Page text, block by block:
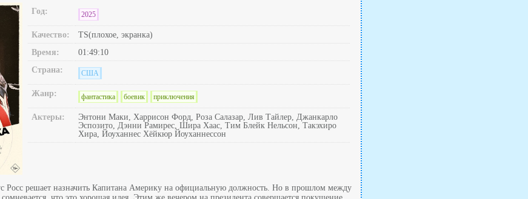
Год: 2025
Качество:
TS(плохое, экранка)
Время:
01:49:10
Страна:
США
Жанр: фантастика боевик приключения
Актеры:
Энтони Маки, Харрисон Форд, Роза Салазар, Лив Тайлер, Джанкарло
Эспозито, Дэнни Рамирес, Шира Хаас, Тим Блейк Нельсон, Такэхиро
Хира, Йоуханнес Хёйкюр Йоуханнессон
решает назначить Капитана Америку на официальную должность. Но в прошлом между